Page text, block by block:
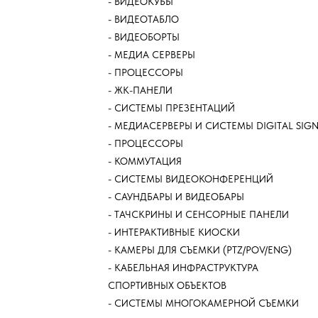
​- ВИДЕОТАБЛО
​- ВИДЕОБОРТЫ
​- МЕДИА СЕРВЕРЫ
​- ПРОЦЕССОРЫ
​- ЖК-ПАНЕЛИ
​- СИСТЕМЫ ПРЕЗЕНТАЦИЙ
​- МЕДИАСЕРВЕРЫ И СИСТЕМЫ DIGITAL
​- ПРОЦЕССОРЫ
​- КОММУТАЦИЯ
​- СИСТЕМЫ ВИДЕОКОНФЕРЕНЦИЙ
​- САУНДБАРЫ И ВИДЕОБАРЫ
​- ТАЧСКРИНЫ И СЕНСОРНЫЕ ПАНЕЛИ
​- ИНТЕРАКТИВНЫЕ КИОСКИ
​- КАМЕРЫ ДЛЯ СЪЕМКИ (PTZ/POV/ENG)
​- КАБЕЛЬНАЯ ИНФРАСТРУКТУРА
СПОРТИВНЫХ ОБЪЕКТОВ
​- СИСТЕМЫ МНОГОКАМЕРНОЙ СЪЕМКИ